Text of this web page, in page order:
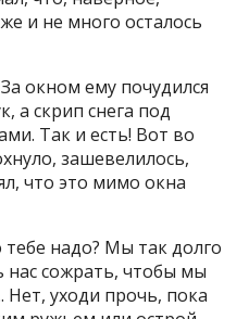
и не много осталось
окном ему почудился
а скрип снега под
Так и есть! Вот во
зашевелилось,
что это мимо окна
надо? Мы так долго
нас сожрать, чтобы мы
Нет, уходи прочь, пока